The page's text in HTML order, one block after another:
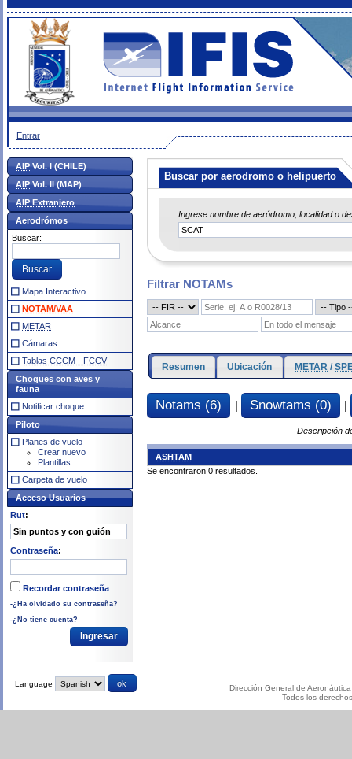
Entrar
Buscar por aerodromo o helipuerto
Ingrese nombre de aeródromo, localidad o
Filtrar NOTAMs
Resumen Ubicación METAR /
Notams (6) | Snowtams (0) |
Descripción
ASHTAM
Se encontraron 0 resultados.
AIPVol. I (CHILE)
AIPVol. II (MAP)
AIP Extranjero
Aerodrómos
Buscar:
Mapa Interactivo
NOTAM/VAA
METAR
Cámaras
Tablas CCCM - FCCV
Choques con aves y
fauna
Notificar choque
Piloto
Planes de vuelo
Crear nuevo
Plantillas
Carpeta de vuelo
Acceso Usuarios
Rut:
Contraseña:
Recordar contraseña
-¿Ha olvidado su contraseña?
-¿No tiene cuenta?
Language
Dirección General de
Todos los